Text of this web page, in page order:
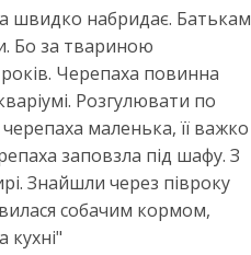
швидко набридає. Батькам
Бо за твариною
Черепаха повинна
Розгулювати по
маленька, її важко
заповзла під шафу. З
Знайшли через півроку
собачим кормом,
кухні"